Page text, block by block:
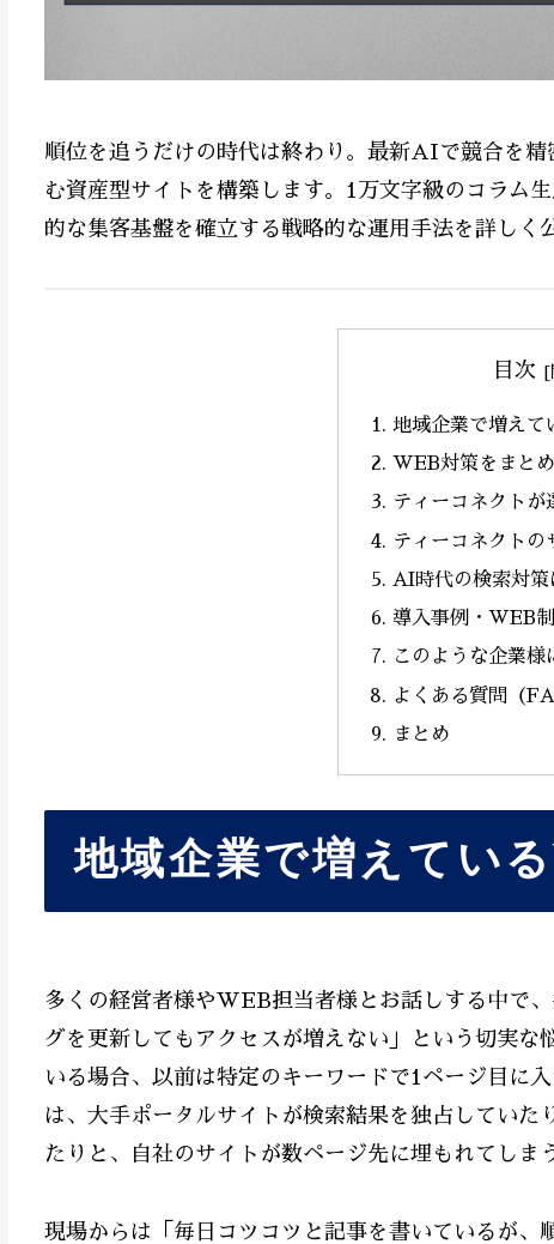
順位を追うだけの時代は終わり。最新AIで競合を
む資産型サイトを構築します。1万文字級のコラム
的な集客基盤を確立する戦略的な運用手法を詳しく
目次
地域企業で増えて
WEB対策をまと
ティーコネクトが
ティーコネクトの
AI時代の検索対策
導入事例・WEB
このような企業様
よくある質問（
まとめ
地域企業で増えてい
多くの経営者様やWEB担当者様とお話しする中で
グを更新してもアクセスが増えない」という切実
いる場合、以前は特定のキーワードで1ページ目に
は、大手ポータルサイトが検索結果を独占してい
たりと、自社のサイトが数ページ先に埋もれてしま
現場からは「毎日コツコツと記事を書いているが